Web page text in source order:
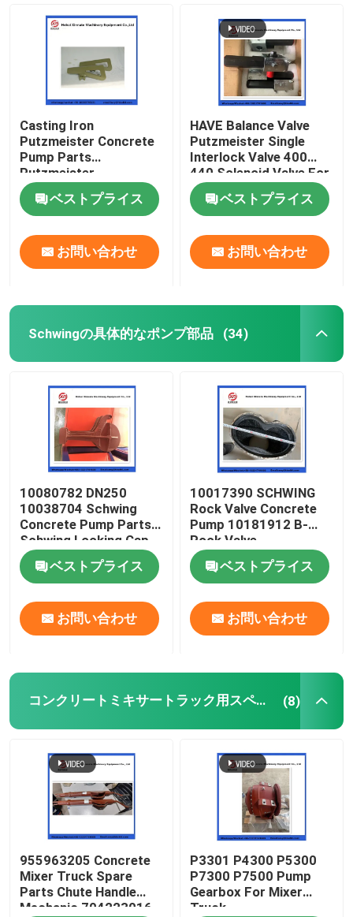
ホーム
企業情報
会社案内
品質管理
お問い合わせ
見積依頼
Schwingの具体的なポンプ部品
区分の植物の予備品
コンクリートポンプ肘
Casting Iron
Putzmeister Concrete
Pump Parts
Putzmeister
Agitatoring Paddles
ベストプライス
お問い合わせ
HAVE Balance Valve
Putzmeister Single
Interlock Valve 400
440 Solenoid Valve For
Concrete Pump
ベストプライス
お問い合わせ
Schwingの具体的なポンプ部品 (34)
10080782 DN250
10038704 Schwing
Concrete Pump Parts
Schwing Locking Cap
ベストプライス
お問い合わせ
10017390 SCHWING
Rock Valve Concrete
Pump 10181912 B-
Rock Valve
220/180/10059467
210/180ベストプライス
お問い合わせ
コンクリートミキサートラック用スペアパーツ (8)
955963205 Concrete
Mixer Truck Spare
Parts Chute Handle
Mechanic 704223016
P3301 P4300 P5300
P7300 P7500 Pump
Gearbox For Mixer
Truck